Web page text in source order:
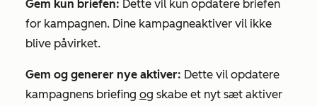
Gem kun briefen: Dette vil kun opdatere briefen
for kampagnen. Dine kampagneaktiver vil ikke
blive påvirket.
Gem og generer nye aktiver: Dette vil opdatere
kampagnens briefing og skabe et nyt sæt aktiver